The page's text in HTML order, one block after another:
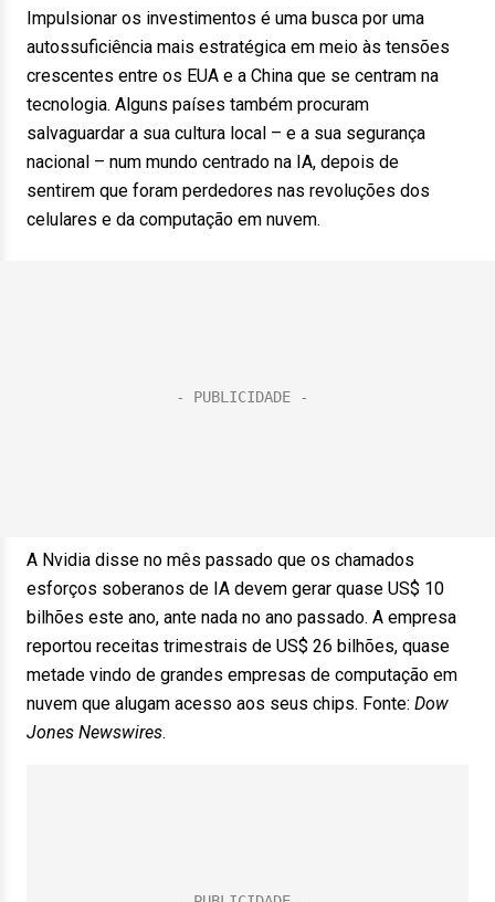
Impulsionar os investimentos é uma busca por uma
autossuficiência mais estratégica em meio às tensões
crescentes entre os EUA e a China que se centram na
tecnologia. Alguns países também procuram
salvaguardar a sua cultura local – e a sua segurança
nacional – num mundo centrado na IA, depois de
sentirem que foram perdedores nas revoluções dos
celulares e da computação em nuvem.
A Nvidia disse no mês passado que os chamados
esforços soberanos de IA devem gerar quase US$ 10
bilhões este ano, ante nada no ano passado. A empresa
reportou receitas trimestrais de US$ 26 bilhões, quase
metade vindo de grandes empresas de computação em
nuvem que alugam acesso aos seus chips. Fonte: Dow
Jones Newswires.